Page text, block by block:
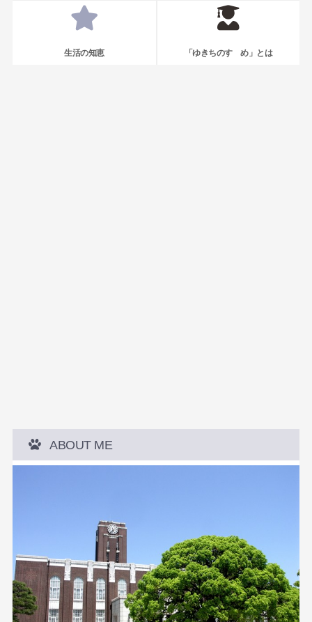
生活の知恵 「ゆきちのすゝめ」とは
ABOUT ME